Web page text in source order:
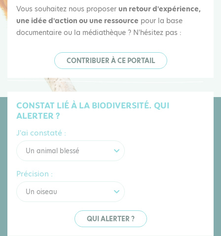
Vous souhaitez nous proposer un retour d'expérience,
une idée d'action ou une ressource pour la base
documentaire ou la médiathèque ? N'hésitez pas :
CONTRIBUER À CE PORTAIL
CONSTAT LIÉ À LA BIODIVERSITÉ. QUI
ALERTER ?
J'ai constaté :
Un animal blessé
Précision :
Un oiseau
QUI ALERTER ?